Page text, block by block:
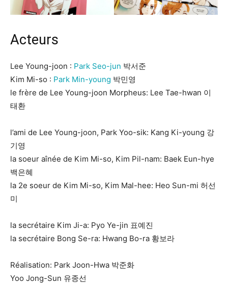
Acteurs
Lee Young-joon : Park Seo-jun 박서준
Kim Mi-so : Park Min-young 박민영
le frère de Lee Young-joon Morpheus: Lee Tae-hwan 이
태환
l’ami de Lee Young-joon, Park Yoo-sik: Kang Ki-young 강
기영
la soeur aînée de Kim Mi-so, Kim Pil-nam: Baek Eun-hye
백은혜
la 2e soeur de Kim Mi-so, Kim Mal-hee: Heo Sun-mi 허선
미
la secrétaire Kim Ji-a: Pyo Ye-jin 표예진
la secrétaire Bong Se-ra: Hwang Bo-ra 황보라
Réalisation: Park Joon-Hwa 박준화
Yoo Jong-Sun 유종선